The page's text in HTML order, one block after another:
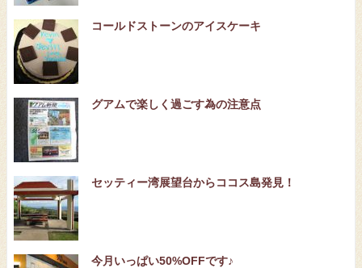
コールドストーンのアイスケーキ
グアムで楽しく過ごす為の注意点
セッティー湾展望台からココス島発見！
今月いっぱい50%OFFです♪